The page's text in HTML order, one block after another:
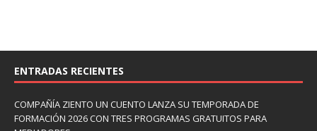
ENTRADAS RECIENTES
COMPAÑÍA ZIENTO UN CUENTO LANZA SU TEMPORADA DE
FORMACIÓN 2026 CON TRES PROGRAMAS GRATUITOS PARA